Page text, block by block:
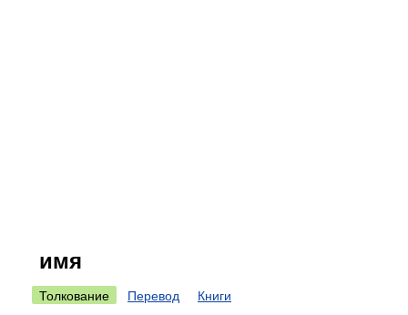
имя
Толкование Перевод Книги